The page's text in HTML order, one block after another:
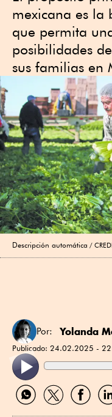
mexicana es la
que permita
posibilidades
sus familias en
Descripción automática
Por: Yolanda
Publicado: 24.02.2025 -
Compartir
por
Compartir
por
Compartir
por
por